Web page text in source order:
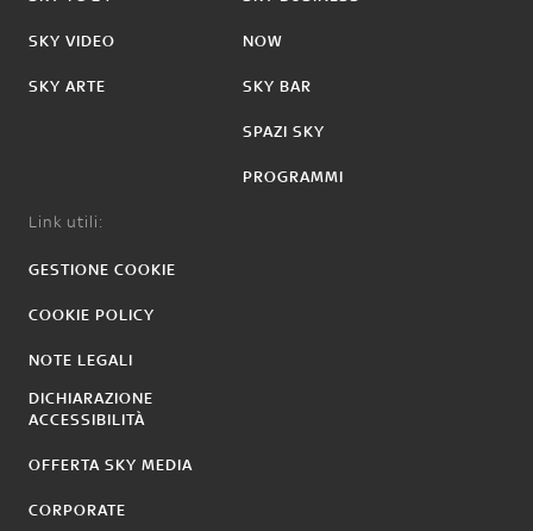
SKY VIDEO
SKY ARTE
NOW
SKY BAR
SPAZI SKY
PROGRAMMI
Link utili:
GESTIONE COOKIE
COOKIE POLICY
NOTE LEGALI
DICHIARAZIONE
ACCESSIBILITÀ
OFFERTA SKY MEDIA
CORPORATE